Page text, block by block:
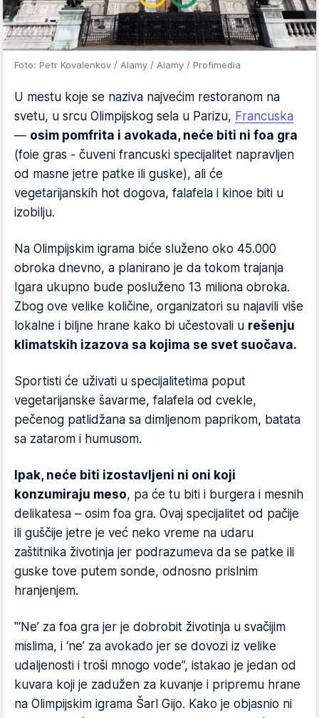
Foto: Petr Kovalenkov / Alamy / Alamy / Profimedia
U mestu koje se naziva najvećim restoranom na
svetu, u srcu Olimpijskog sela u Parizu, Francuska
— osim pomfrita i avokada, neće biti ni foa gra
(foie gras - čuveni francuski specijalitet napravljen
od masne jetre patke ili guske), ali će
vegetarijanskih hot dogova, falafela i kinoe biti u
izobilju.
Na Olimpijskim igrama biće služeno oko 45.000
obroka dnevno, a planirano je da tokom trajanja
Igara ukupno bude posluženo 13 miliona obroka.
Zbog ove velike količine, organizatori su najavili više
lokalne i biljne hrane kako bi učestovali u rešenju
klimatskih izazova sa kojima se svet suočava.
Sportisti će uživati u specijalitetima poput
vegetarijanske šavarme, falafela od cvekle,
pečenog patlidžana sa dimljenom paprikom, batata
sa zatarom i humusom.
Ipak, neće biti izostavljeni ni oni koji
konzumiraju meso, pa će tu biti i burgera i mesnih
delikatesa – osim foa gra. Ovaj specijalitet od pačije
ili guščije jetre je već neko vreme na udaru
zaštitnika životinja jer podrazumeva da se patke ili
guske tove putem sonde, odnosno prislnim
hranjenjem.
"‘Ne’ za foa gra jer je dobrobit životinja u svačijim
mislima, i ‘ne’ za avokado jer se dovozi iz velike
udaljenosti i troši mnogo vode”, istakao je jedan od
kuvara koji je zadužen za kuvanje i pripremu hrane
na Olimpijskim igrama Šarl Gijo. Kako je objasnio ni